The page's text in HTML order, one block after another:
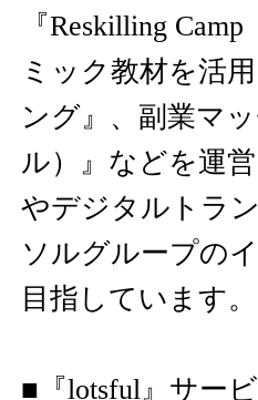
『Reskilling
ミック教材を活
ング』、副業マ
ル）』などを運
やデジタルトラ
ソルグループの
目指しています。
■『lotsful』サー